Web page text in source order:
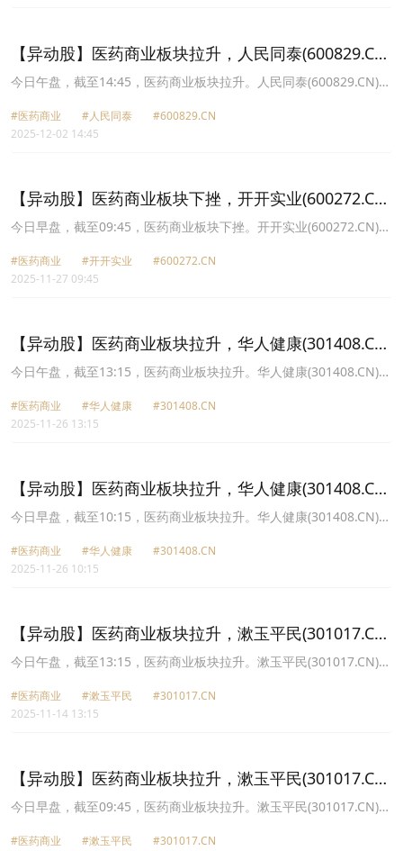
【异动股】医药商业板块拉升，人民同泰(600829.CN)
涨10.03%
今日午盘，截至14:45，医药商业板块拉升。人民同泰(600829.CN)涨
中国(603122.CN)涨9.98%报25.56元，海王生物(000078.CN)涨
9.89%报4.11元，药易购(300937.CN)涨5.71%报34.26元，华人健康
#医药商业 #人民同泰
#600829.CN
2025-12-02 14:45
【异动股】医药商业板块下挫，开开实业(600272.CN)
跌6.75%
今日早盘，截至09:45，医药商业板块下挫。开开实业(600272.CN)跌
健康(301408.CN)跌6.49%报16.27元，药易购(300937.CN)跌4.71%
报32.76元，人民同泰(600829.CN)跌3.79%报12.68元，建发致新
#医药商业 #开开实业
#600272.CN
2025-11-27 09:45
【异动股】医药商业板块拉升，华人健康(301408.CN)
涨20.0%
今日午盘，截至13:15，医药商业板块拉升。华人健康(301408.CN)涨
同泰(600829.CN)涨10.02%报13.18元，瑞康医药(002589.CN)涨
10.00%报3.19元，英特集团(000411.CN)涨9.96%报12.36元，漱玉
#医药商业 #华人健康
#301408.CN
2025-11-26 13:15
【异动股】医药商业板块拉升，华人健康(301408.CN)
涨20.0%
今日早盘，截至10:15，医药商业板块拉升。华人健康(301408.CN)涨
医药(002589.CN)涨10.00%报3.19元，漱玉平民(301017.CN)涨
9.21%报15.06元，药易购(300937.CN)涨6.57%报34.37元，人民同
#医药商业 #华人健康
#301408.CN
2025-11-26 10:15
【异动股】医药商业板块拉升，漱玉平民(301017.CN)
涨20.03%
今日午盘，截至13:15，医药商业板块拉升。漱玉平民(301017.CN)涨
开实业(600272.CN)涨10.03%报15.47元，鹭燕医药(002788.CN)涨
9.97%报11.69元，药易购(300937.CN)涨9.50%报39.65元，合富中
#医药商业 #漱玉平民
#301017.CN
2025-11-14 13:15
【异动股】医药商业板块拉升，漱玉平民(301017.CN)
涨20.03%
今日早盘，截至09:45，医药商业板块拉升。漱玉平民(301017.CN)涨
开实业(600272.CN)涨10.03%报15.47元，合富中国(603122.CN)涨
#医药商业 #漱玉平民
#301017.CN